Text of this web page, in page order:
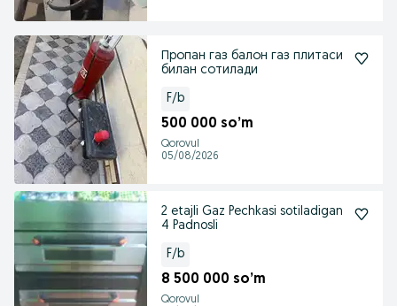
Пропан газ балон газ плитаси
билан сотилади
F/b
500 000 so’m
Qorovul
05/08/2026
2 etajli Gaz Pechkasi sotiladigan
4 Padnosli
F/b
8 500 000 so’m
Qorovul